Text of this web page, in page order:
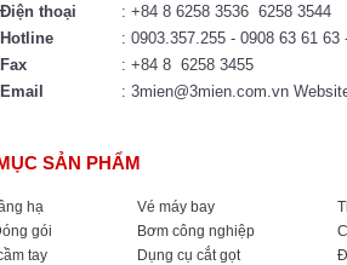
Điện thoại
: +84 8 6258 3536 6258 3544
Hotline
: 0903.357.255 - 0908 63 61 63
Fax
: +84 8 6258 3455
Email
: 3mien@3mien.com.vn
SẢN PHẨM
hạ Vé máy bay
gói
Bơm công nghiệp
tay
Dụng cụ cắt gọt